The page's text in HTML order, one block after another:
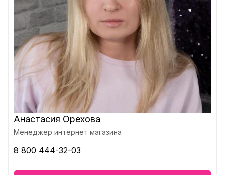
Анастасия Орехова
Менеджер интернет магазина
8 800 444-32-03